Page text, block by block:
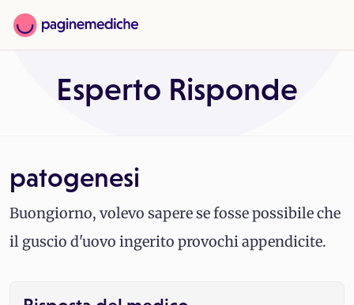
Esperto Risponde
patogenesi
Buongiorno, volevo sapere se fosse possibile che
il guscio d'uovo ingerito provochi appendicite.